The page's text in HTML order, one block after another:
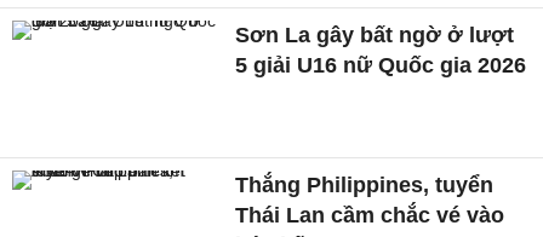
Sơn La gây bất ngờ ở lượt
5 giải U16 nữ Quốc gia 2026
Thắng Philippines, tuyển
Thái Lan cầm chắc vé vào